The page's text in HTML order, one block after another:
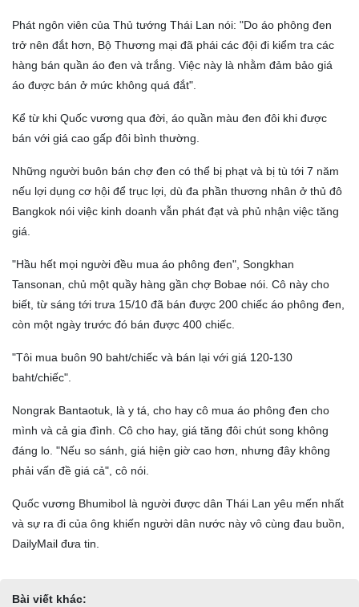
Phát ngôn viên của Thủ tướng Thái Lan nói: "Do áo phông đen
trở nên đắt hơn, Bộ Thương mại đã phái các đội đi kiểm tra các
hàng bán quần áo đen và trắng. Việc này là nhằm đảm bảo giá
áo được bán ở mức không quá đắt".
Kể từ khi Quốc vương qua đời, áo quần màu đen đôi khi được
bán với giá cao gấp đôi bình thường.
Những người buôn bán chợ đen có thể bị phạt và bị tù tới 7 năm
nếu lợi dụng cơ hội để trục lợi, dù đa phần thương nhân ở thủ đô
Bangkok nói việc kinh doanh vẫn phát đạt và phủ nhận việc tăng
giá.
"Hầu hết mọi người đều mua áo phông đen", Songkhan
Tansonan, chủ một quầy hàng gần chợ Bobae nói. Cô này cho
biết, từ sáng tới trưa 15/10 đã bán được 200 chiếc áo phông đen,
còn một ngày trước đó bán được 400 chiếc.
"Tôi mua buôn 90 baht/chiếc và bán lại với giá 120-130
baht/chiếc".
Nongrak Bantaotuk, là y tá, cho hay cô mua áo phông đen cho
mình và cả gia đình. Cô cho hay, giá tăng đôi chút song không
đáng lo. "Nếu so sánh, giá hiện giờ cao hơn, nhưng đây không
phải vấn đề giá cả", cô nói.
Quốc vương Bhumibol là người được dân Thái Lan yêu mến nhất
và sự ra đi của ông khiến người dân nước này vô cùng đau buồn,
DailyMail đưa tin.
Bài viết khác: